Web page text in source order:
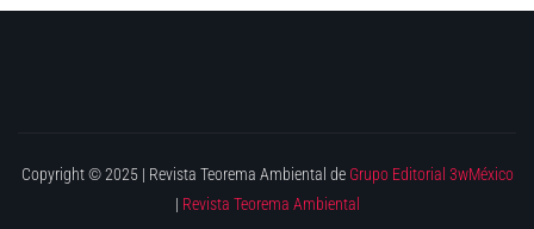
Copyright © 2025 | Revista Teorema Ambiental de Grupo Editorial 3wMéxico
| Revista Teorema Ambiental